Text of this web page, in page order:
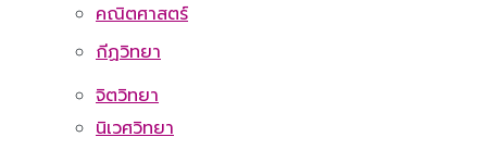
คณิตศาสตร์
จิตวิทยา
กีฏวิทยา
นิเวศวิทยา